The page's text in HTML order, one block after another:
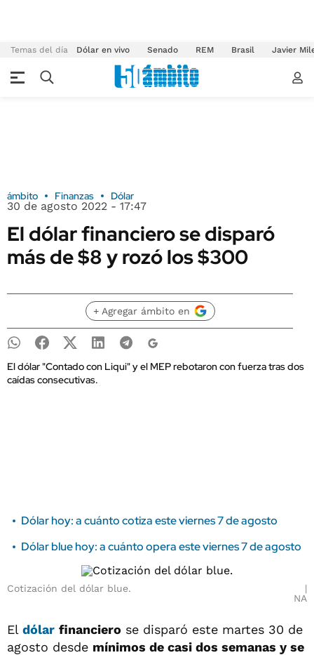
Temas del día Dólar en vivo Senado REM Brasil Javier
ámbito Finanzas Dólar
30 de agosto 2022 - 17:47
El dólar financiero se disparó
más de $8 y rozó los $300
+ Agregar ámbito en
El dólar "Contado con Liqui" y el MEP rebotaron con fuerza tras dos
caídas consecutivas.
Dólar hoy: a cuánto cotiza este viernes 7 de agosto
Dólar blue hoy: a cuánto opera este viernes 7 de agosto
Cotización del dólar blue.
NA
El dólar financiero se disparó este martes 30 de
agosto desde mínimos de casi dos semanas y se